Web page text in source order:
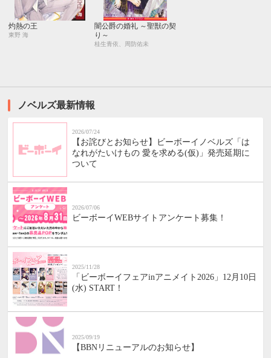
灼熱の王
東野 海
闇公爵の婚礼 ～聖獣の契
り～
桂生青依、周防佑未
ノベルズ最新情報
2026/07/24
【お詫びとお知らせ】ビーボーイノベルズ「は
なれがたいけもの 愛を求める(仮)」発売延期に
ついて
2026/07/06
ビーボーイWEBサイトアンケート募集！
2025/11/28
「ビーボーイフェアinアニメイト2026」12月10日
(水) START！
2025/09/19
【BBNリニューアルのお知らせ】